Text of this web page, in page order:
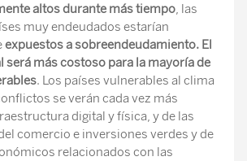
altos durante más tiempo, las
muy endeudados estarían
expuestos a sobreendeudamiento. El
será más costoso para la mayoría de
. Los países vulnerables al clima
se verán cada vez más
digital y física, y de las
comercio e inversiones verdes y de
relacionados con las